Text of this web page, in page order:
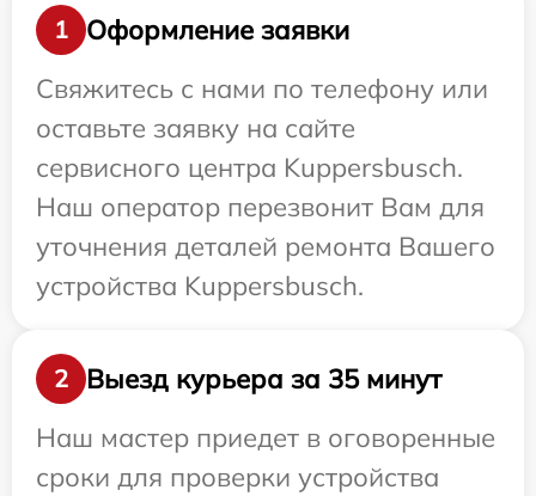
1
Оформление заявки
Свяжитесь с нами по телефону или
оставьте заявку на сайте
сервисного центра Kuppersbusch.
Наш оператор перезвонит Вам для
уточнения деталей ремонта Вашего
устройства Kuppersbusch.
2
Выезд курьера за 35 минут
Наш мастер приедет в оговоренные
сроки для проверки устройства